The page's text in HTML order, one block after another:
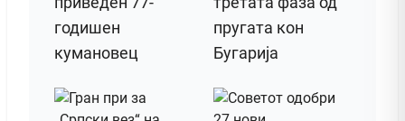
годишен
кумановец
пругата кон
Бугарија